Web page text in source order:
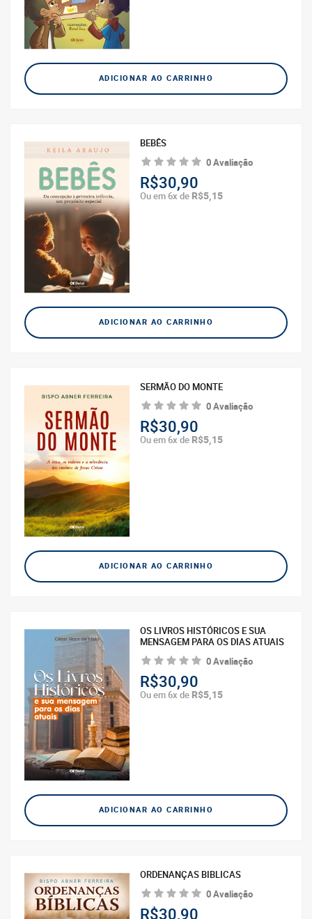
ADICIONAR AO CARRINHO
BEBÊS
0 Avaliação
R$30,90
Ou em 6x de R$5,15
ADICIONAR AO CARRINHO
SERMÃO DO MONTE
0 Avaliação
R$30,90
Ou em 6x de R$5,15
ADICIONAR AO CARRINHO
OS LIVROS HISTÓRICOS E SUA
MENSAGEM PARA OS DIAS ATUAIS
0 Avaliação
R$30,90
Ou em 6x de R$5,15
ADICIONAR AO CARRINHO
ORDENANÇAS BIBLICAS
0 Avaliação
R$30,90